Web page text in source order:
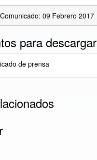
09 Febrero 2017
para descargar
de prensa